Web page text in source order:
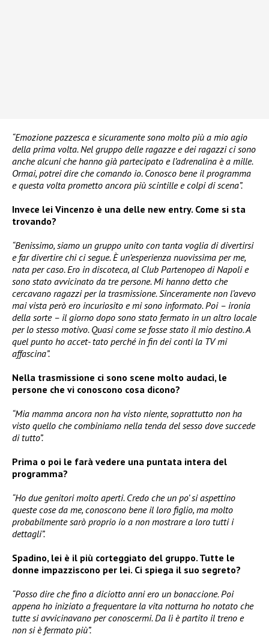
“Emozione pazzesca e sicuramente sono molto più a mio agio
della prima volta. Nel gruppo delle ragazze e dei ragazzi ci sono
anche alcuni che hanno già partecipato e l’adrenalina è a mille.
Ormai, potrei dire che comando io. Conosco bene il programma
e questa volta prometto ancora più scintille e colpi di scena”.
Invece lei Vincenzo è una delle new entry. Come si sta
trovando?
“Benissimo, siamo un gruppo unito con tanta voglia di divertirsi
e far divertire chi ci segue. È un’esperienza nuovissima per me,
nata per caso. Ero in discoteca, al Club Partenopeo di Napoli e
sono stato avvicinato da tre persone. Mi hanno detto che
cercavano ragazzi per la trasmissione. Sinceramente non l’avevo
mai vista però ero incuriosito e mi sono informato. Poi – ironia
della sorte – il giorno dopo sono stato fermato in un altro locale
per lo stesso motivo. Quasi come se fosse stato il mio destino. A
quel punto ho accet- tato perché in fin dei conti la TV mi
affascina”.
Nella trasmissione ci sono scene molto audaci, le
persone che vi conoscono cosa dicono?
“Mia mamma ancora non ha visto niente, soprattutto non ha
visto quello che combiniamo nella tenda del sesso dove succede
di tutto”.
Prima o poi le farà vedere una puntata intera del
programma?
“Ho due genitori molto aperti. Credo che un po’ si aspettino
queste cose da me, conoscono bene il loro figlio, ma molto
probabilmente sarò proprio io a non mostrare a loro tutti i
dettagli”.
Spadino, lei è il più corteggiato del gruppo. Tutte le
donne impazziscono per lei. Ci spiega il suo segreto?
“Posso dire che fino a diciotto anni ero un bonaccione. Poi
appena ho iniziato a frequentare la vita notturna ho notato che
tutte si avvicinavano per conoscermi. Da lì è partito il treno e
non si è fermato più”.